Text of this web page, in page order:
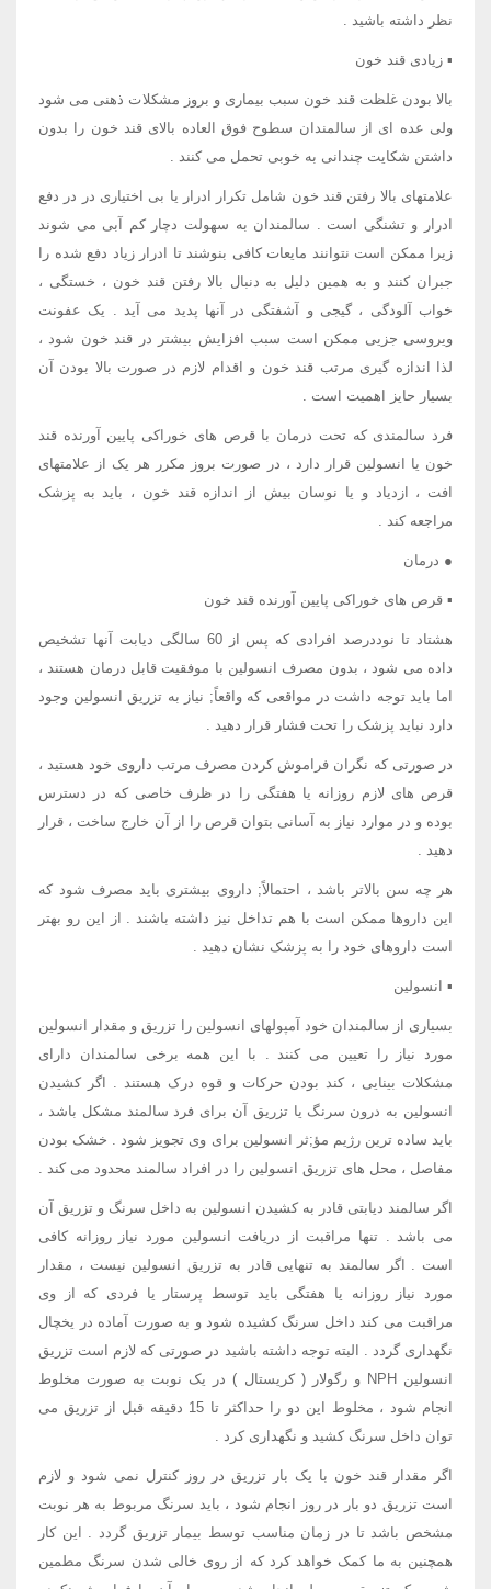
نظر داشته باشید .
▪ زیادی قند خون
بالا بودن غلظت قند خون سبب بیماری و بروز مشکلات ذهنی می شود
ولی عده ای از سالمندان سطوح فوق العاده بالای قند خون را بدون
داشتن شکایت چندانی به خوبی تحمل می کنند .
علامتهای بالا رفتن قند خون شامل تکرار ادرار یا بی اختیاری در در دفع
ادرار و تشنگی است . سالمندان به سهولت دچار کم آبی می شوند
زیرا ممکن است نتوانند مایعات کافی بنوشند تا ادرار زیاد دفع شده را
جبران کنند و به همین دلیل به دنبال بالا رفتن قند خون ، خستگی ،
خواب آلودگی ، گیجی و آشفتگی در آنها پدید می آید . یک عفونت
ویروسی جزیی ممکن است سبب افزایش بیشتر در قند خون شود ،
لذا اندازه گیری مرتب قند خون و اقدام لازم در صورت بالا بودن آن
بسیار حایز اهمیت است .
فرد سالمندی که تحت درمان با قرص های خوراکی پایین آورنده قند
خون یا انسولین قرار دارد ، در صورت بروز مکرر هر یک از علامتهای
افت ، ازدیاد و یا نوسان بیش از اندازه قند خون ، باید به پزشک
مراجعه کند .
● درمان
▪ قرص های خوراکی پایین آورنده قند خون
هشتاد تا نوددرصد افرادی که پس از 60 سالگی دیابت آنها تشخیص
داده می شود ، بدون مصرف انسولین با موفقیت قابل درمان هستند ،
اما باید توجه داشت در مواقعی که واقعاً; نیاز به تزریق انسولین وجود
دارد نباید پزشک را تحت فشار قرار دهید .
در صورتی که نگران فراموش کردن مصرف مرتب داروی خود هستید ،
قرص های لازم روزانه یا هفتگی را در ظرف خاصی که در دسترس
بوده و در موارد نیاز به آسانی بتوان قرص را از آن خارج ساخت ، قرار
دهید .
هر چه سن بالاتر باشد ، احتمالاً; داروی بیشتری باید مصرف شود که
این داروها ممکن است با هم تداخل نیز داشته باشند . از این رو بهتر
است داروهای خود را به پزشک نشان دهید .
▪ انسولین
بسیاری از سالمندان خود آمپولهای انسولین را تزریق و مقدار انسولین
مورد نیاز را تعیین می کنند . با این همه برخی سالمندان دارای
مشکلات بینایی ، کند بودن حرکات و قوه درک هستند . اگر کشیدن
انسولین به درون سرنگ یا تزریق آن برای فرد سالمند مشکل باشد ،
باید ساده ترین رژیم مؤ;ثر انسولین برای وی تجویز شود . خشک بودن
مفاصل ، محل های تزریق انسولین را در افراد سالمند محدود می کند .
اگر سالمند دیابتی قادر به کشیدن انسولین به داخل سرنگ و تزریق آن
می باشد . تنها مراقبت از دریافت انسولین مورد نیاز روزانه کافی
است . اگر سالمند به تنهایی قادر به تزریق انسولین نیست ، مقدار
مورد نیاز روزانه یا هفتگی باید توسط پرستار یا فردی که از وی
مراقبت می کند داخل سرنگ کشیده شود و به صورت آماده در یخچال
نگهداری گردد . البته توجه داشته باشید در صورتی که لازم است تزریق
انسولین NPH و رگولار ( کریستال ) در یک نوبت به صورت مخلوط
انجام شود ، مخلوط این دو را حداکثر تا 15 دقیقه قبل از تزریق می
توان داخل سرنگ کشید و نگهداری کرد .
اگر مقدار قند خون با یک بار تزریق در روز کنترل نمی شود و لازم
است تزریق دو بار در روز انجام شود ، باید سرنگ مربوط به هر نوبت
مشخص باشد تا در زمان مناسب توسط بیمار تزریق گردد . این کار
همچنین به ما کمک خواهد کرد که از روی خالی شدن سرنگ مطمین